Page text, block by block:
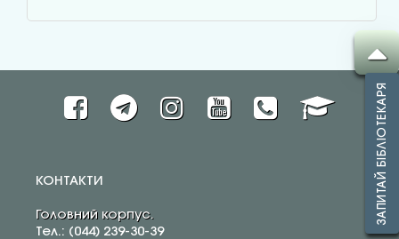
КОНТАКТИ
Головний корпус.
Тел.: (044) 239-30-39
ЗАПИТАЙ БІБЛІОТЕКАРЯ